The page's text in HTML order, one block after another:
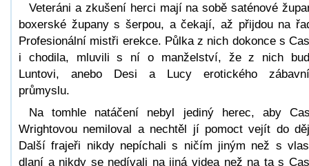
Veteráni a zkušení herci mají na sobě saténové
boxerské župany s šerpou, a čekají, až přijdou na
Profesionální mistři erekce. Půlka z nich dokonce s
i chodila, mluvili s ní o manželství, že z nich
Luntovi, anebo Desi a Lucy erotického
průmyslu.
Na tomhle natáčení nebyl jediný herec, aby
Wrightovou nemiloval a nechtěl jí pomoct vejít do
Další frajeři nikdy nepíchali s ničím jiným než s
dlaní a nikdy se nedívali na jiná videa než na ta s